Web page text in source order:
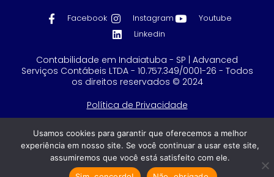
Facebook Instagram
Youtube
Linkedin
Contabilidade em Indaiatuba - SP | Advanced
Serviços Contábeis LTDA - 10.757.349/0001-26 - Todos
os direitos reservados © 2024
Política de Privacidade
Feito com
por GRUPO DPG
Usamos cookies para garantir que oferecemos a melhor
experiência em nosso site. Se você continuar a usar este site,
assumiremos que você está satisfeito com ele.